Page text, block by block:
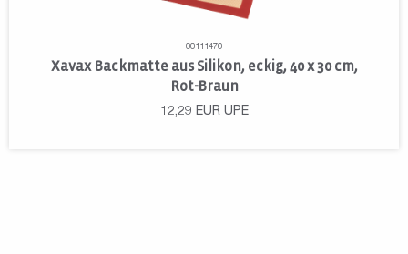
00111470
Xavax Backmatte aus Silikon, eckig, 40 x 30 cm,
Rot-Braun
12,29 EUR UPE